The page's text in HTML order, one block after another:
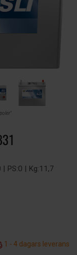
PS:0 | Kg:11,7
1 - 4 dagars leverans